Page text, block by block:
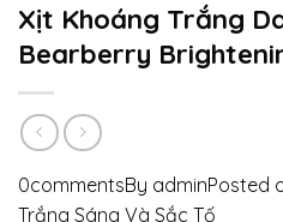
Xịt Khoáng Trắng
Bearberry
0commentsBy adminPosted
Trắng Sáng Và Sắc Tố